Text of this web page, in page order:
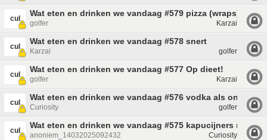
cul
Wat eten en drinken we vandaag #579 pizza (wraps)
golfer Karzai
cul
Wat eten en drinken we vandaag #578 snert
Karzai golfer
cul
Wat eten en drinken we vandaag #577 Op dieet!
golfer Karzai
cul
Wat eten en drinken we vandaag #576 vodka als ontbijt?
Curiosity golfer
cul
Wat eten en drinken we vandaag #575 kapucijners met
anoniem_14032025092432 Curiosity